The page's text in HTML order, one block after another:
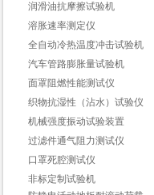
润滑油抗摩擦试验机
溶胀速率测定仪
全自动冷热温度冲击试验机
汽车管路膨胀量试验机
面罩阻燃性能测试仪
织物抗湿性（沾水）试验仪
机械强度振动试验装置
过滤件通气阻力测试仪
口罩死腔测试仪
非标定制试验机